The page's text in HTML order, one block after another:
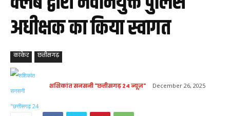
अधीक्षक का किया स्वागत
कांकेर छत्तीसगढ़
शशिकांत सनसनी "छत्तीसगढ़ 24 न्यूज़" December 26, 2025